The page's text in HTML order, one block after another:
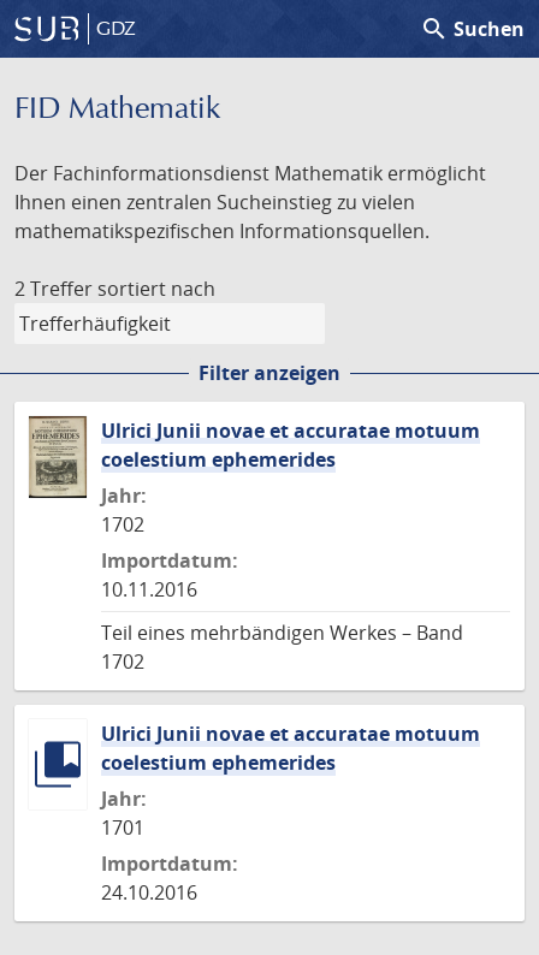
GDZ search Suchen
FID Mathematik
Der Fachinformationsdienst Mathematik ermöglicht
Ihnen einen zentralen Sucheinstieg zu vielen
mathematikspezifischen Informationsquellen.
2 Treffer sortiert nach
Filter anzeigen
Ulrici Junii novae et accuratae motuum
coelestium ephemerides
Jahr:
1702
Importdatum:
10.11.2016
Teil eines mehrbändigen Werkes – Band
1702
Ulrici Junii novae et accuratae motuum
coelestium ephemerides
Jahr:
1701
Importdatum:
24.10.2016